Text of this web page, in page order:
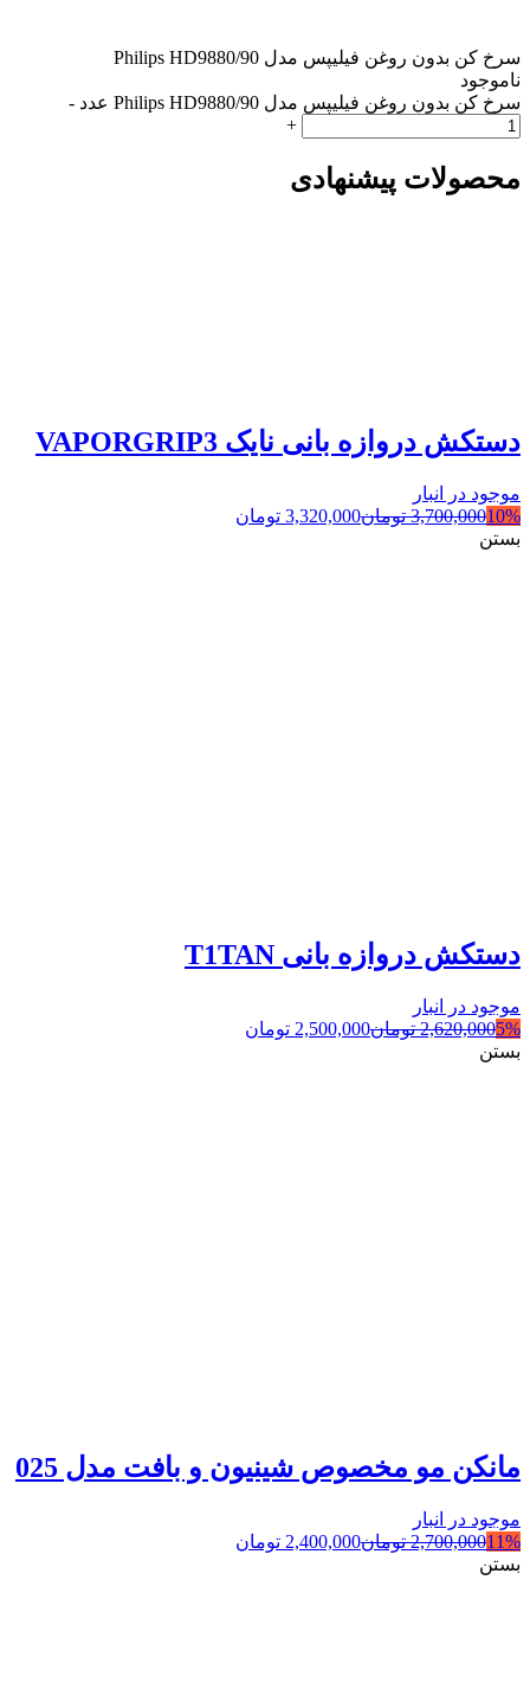
سرخ کن بدون روغن فیلیپس مدل 90/Philips HD9880
ناموجود
سرخ کن بدون روغن فیلیپس مدل 90/Philips HD9880 عدد
-
+
محصولات پیشنهادی
دستکش دروازه بانی نایک VAPORGRIP3
موجود در انبار
10%
3,700,000 تومان3,320,000 تومان
بستن
دستکش دروازه بانی T1TAN
موجود در انبار
5%
2,620,000 تومان2,500,000 تومان
بستن
مانکن مو مخصوص شینیون و بافت مدل 025
موجود در انبار
11%
2,700,000 تومان2,400,000 تومان
بستن